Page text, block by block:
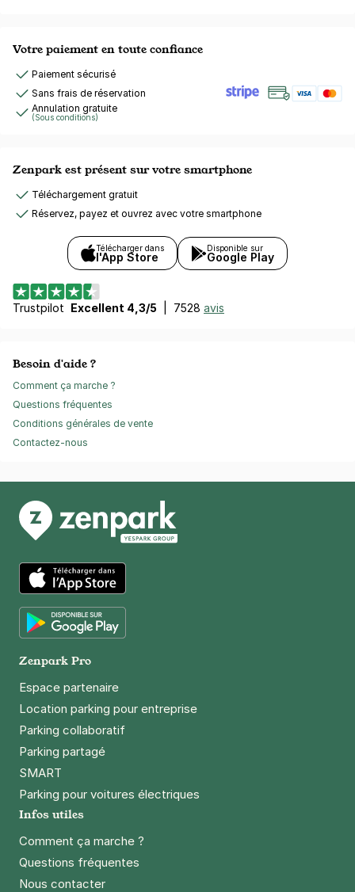
Votre paiement en toute confiance
Paiement sécurisé
Sans frais de réservation
Annulation gratuite
(Sous conditions)
Zenpark est présent sur votre smartphone
Téléchargement gratuit
Réservez, payez et ouvrez avec votre smartphone
Télécharger dans
l'App Store
Disponible sur
Google Play
Trustpilot Excellent 4,3/5 7528 avis
Besoin d'aide ?
Comment ça marche ?
Questions fréquentes
Conditions générales de vente
Contactez-nous
App Store
Zenpark Pro
Espace partenaire
Location parking pour entreprise
Parking collaboratif
Parking partagé
SMART
Parking pour voitures électriques
Infos utiles
Comment ça marche ?
Questions fréquentes
Nous contacter